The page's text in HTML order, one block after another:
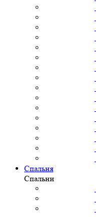
Спальня
Спальни